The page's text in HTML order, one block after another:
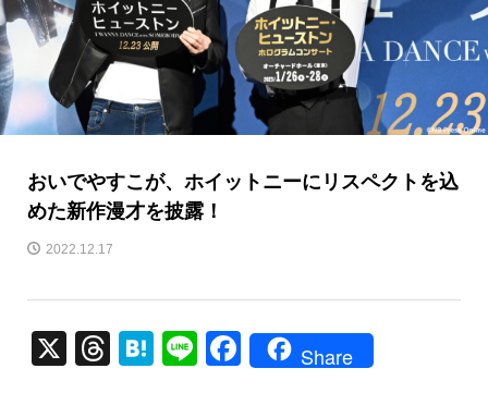
おいでやすこが、ホイットニーにリスペクトを込
めた新作漫才を披露！
2022.12.17
X
T
H
Li
F
Share